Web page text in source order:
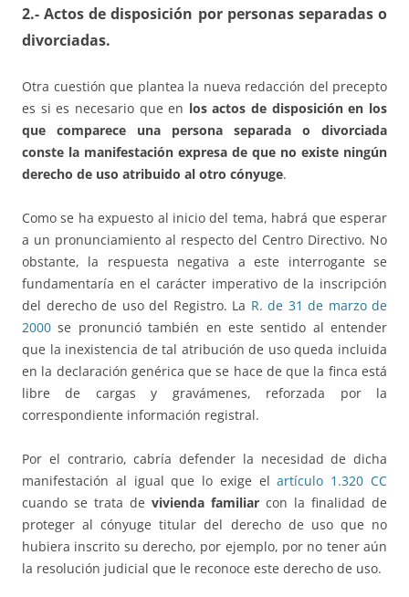
2.- Actos de disposición por personas separadas o
divorciadas.
Otra cuestión que plantea la nueva redacción del precepto
es si es necesario que en los actos de disposición en los
que comparece una persona separada o divorciada
conste la manifestación expresa de que no existe ningún
derecho de uso atribuido al otro cónyuge.
Como se ha expuesto al inicio del tema, habrá que esperar
a un pronunciamiento al respecto del Centro Directivo. No
obstante, la respuesta negativa a este interrogante se
fundamentaría en el carácter imperativo de la inscripción
del derecho de uso del Registro. La R. de 31 de marzo de
2000 se pronunció también en este sentido al entender
que la inexistencia de tal atribución de uso queda incluida
en la declaración genérica que se hace de que la finca está
libre de cargas y gravámenes, reforzada por la
correspondiente información registral.
Por el contrario, cabría defender la necesidad de dicha
manifestación al igual que lo exige elartículo 1.320 CC
cuando se trata de vivienda familiar con la finalidad de
proteger al cónyuge titular del derecho de uso que no
hubiera inscrito su derecho, por ejemplo, por no tener aún
la resolución judicial que le reconoce este derecho de uso.